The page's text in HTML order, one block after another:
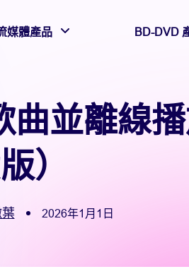
媒體產品 BD-DVD
曲並離線
）
2026年1月1日